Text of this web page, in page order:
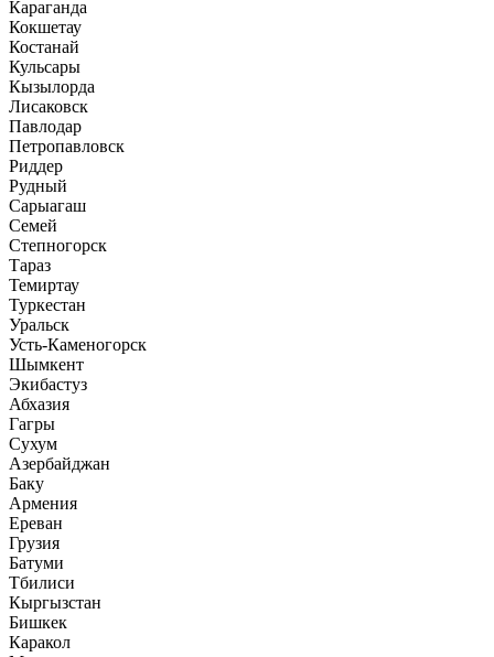
Караганда
Кокшетау
Костанай
Кульсары
Кызылорда
Лисаковск
Павлодар
Петропавловск
Риддер
Рудный
Сарыагаш
Семей
Степногорск
Тараз
Темиртау
Туркестан
Уральск
Усть-Каменогорск
Шымкент
Экибастуз
Абхазия
Гагры
Сухум
Азербайджан
Баку
Армения
Ереван
Грузия
Батуми
Тбилиси
Кыргызстан
Бишкек
Каракол